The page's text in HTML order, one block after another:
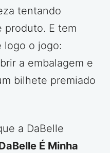
tentando
produto. E tem
logo o jogo:
a embalagem e
bilhete premiado
a DaBelle
É Minha